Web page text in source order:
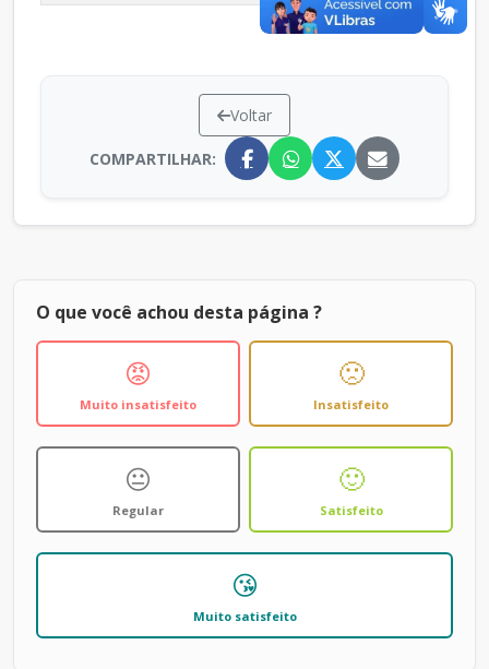
Voltar
COMPARTILHAR:
O que você achou desta página ?
😡
Muito insatisfeito
🙁
Insatisfeito
😐
Regular
🙂
Satisfeito
😘
Muito satisfeito